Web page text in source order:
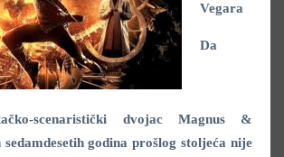
Vegara
Da
scenaristički dvojac Magnus &
godina prošlog stoljeća nije